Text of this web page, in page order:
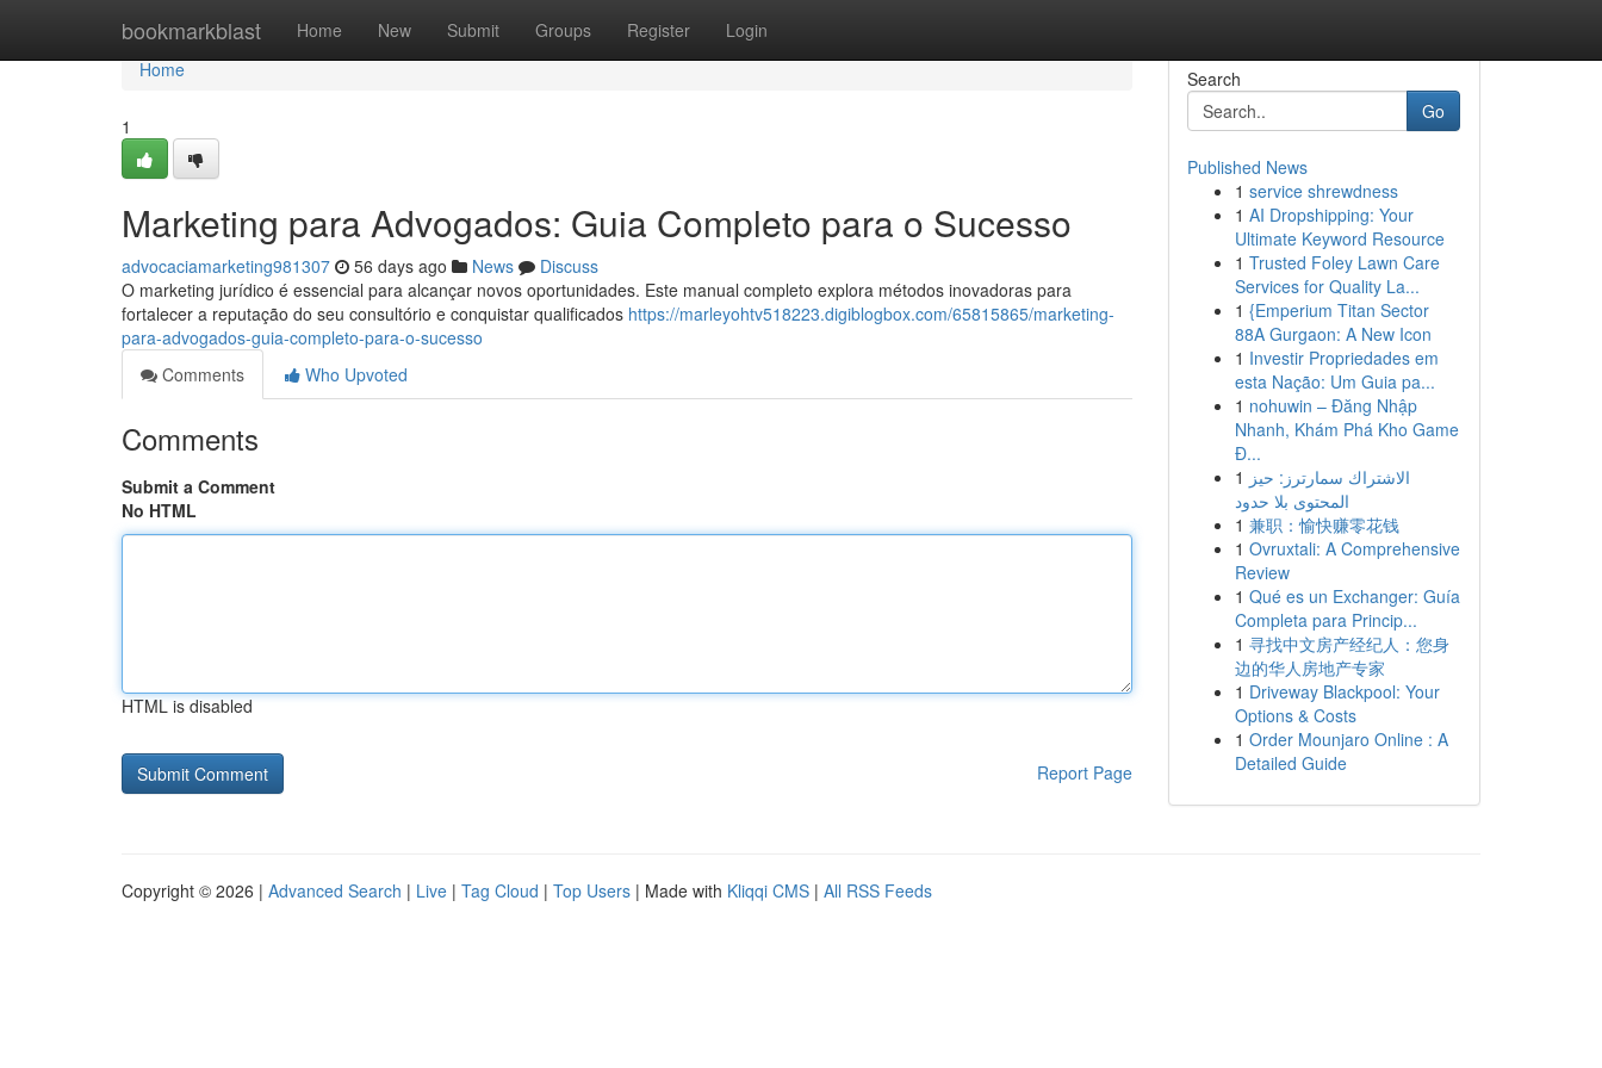
bookmarkblast Home New Submit Groups Register Login
Home
Home
1
Marketing para Advogados: Guia Completo para o Sucesso
advocaciamarketing981307 56 days ago News
Discuss
O marketing jurídico é essencial para alcançar novos oportunidades. Este manual completo explora métodos inovadoras para
fortalecer a reputação do seu consultório e conquistar qualificados https://marleyohtv518223.digiblogbox.com/65815865/marketing-
para-advogados-guia-completo-para-o-sucesso
Comments
Who Upvoted
Comments
Submit a Comment
No HTML
HTML is disabled
Report Page
Search
Go
Published News
1 service shrewdness
1 AI Dropshipping: Your
Ultimate Keyword Resource
1 Trusted Foley Lawn Care
Services for Quality La...
1 {Emperium Titan Sector
88A Gurgaon: A New Icon
1 Investir Propriedades em
esta Nação: Um Guia pa...
1 nohuwin – Đăng Nhập
Nhanh, Khám Phá Kho Game
Đ...
1 الاشتراك سمارترز: حيز
المحتوى بلا حدود
1 兼职：愉快赚零花钱
1 Ovruxtali: A Comprehensive
Review
1 Qué es un Exchanger: Guía
Completa para Princip...
1 寻找中文房产经纪人：您身
边的华人房地产专家
1 Driveway Blackpool: Your
Options & Costs
1 Order Mounjaro Online : A
Detailed Guide
Copyright © 2026 | Advanced Search | Live | Tag Cloud | Top Users | Made with Kliqqi CMS | All RSS Feeds